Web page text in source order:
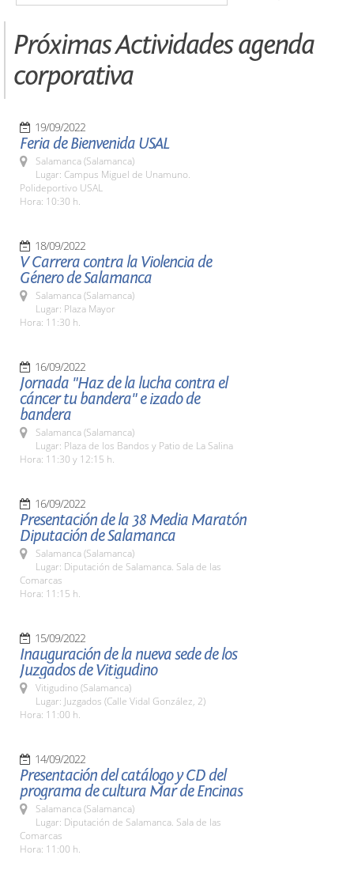
Próximas Actividades agenda
corporativa
19/09/2022
Feria de Bienvenida USAL
Salamanca (Salamanca)
Lugar: Campus Miguel de Unamuno.
Polideportivo USAL
Hora: 10:30 h.
18/09/2022
V Carrera contra la Violencia de
Género de Salamanca
Salamanca (Salamanca)
Lugar: Plaza Mayor
Hora: 11:30 h.
16/09/2022
Jornada "Haz de la lucha contra el
cáncer tu bandera" e izado de
bandera
Salamanca (Salamanca)
Lugar: Plaza de los Bandos y Patio de La Salina
Hora: 11:30 y 12:15 h.
16/09/2022
Presentación de la 38 Media Maratón
Diputación de Salamanca
Salamanca (Salamanca)
Lugar: Diputación de Salamanca. Sala de las
Comarcas
Hora: 11:15 h.
15/09/2022
Inauguración de la nueva sede de los
Juzgados de Vitigudino
Vitigudino (Salamanca)
Lugar: Juzgados (Calle Vidal González, 2)
Hora: 11:00 h.
14/09/2022
Presentación del catálogo y CD del
programa de cultura Mar de Encinas
Salamanca (Salamanca)
Lugar: Diputación de Salamanca. Sala de las
Comarcas
Hora: 11:00 h.